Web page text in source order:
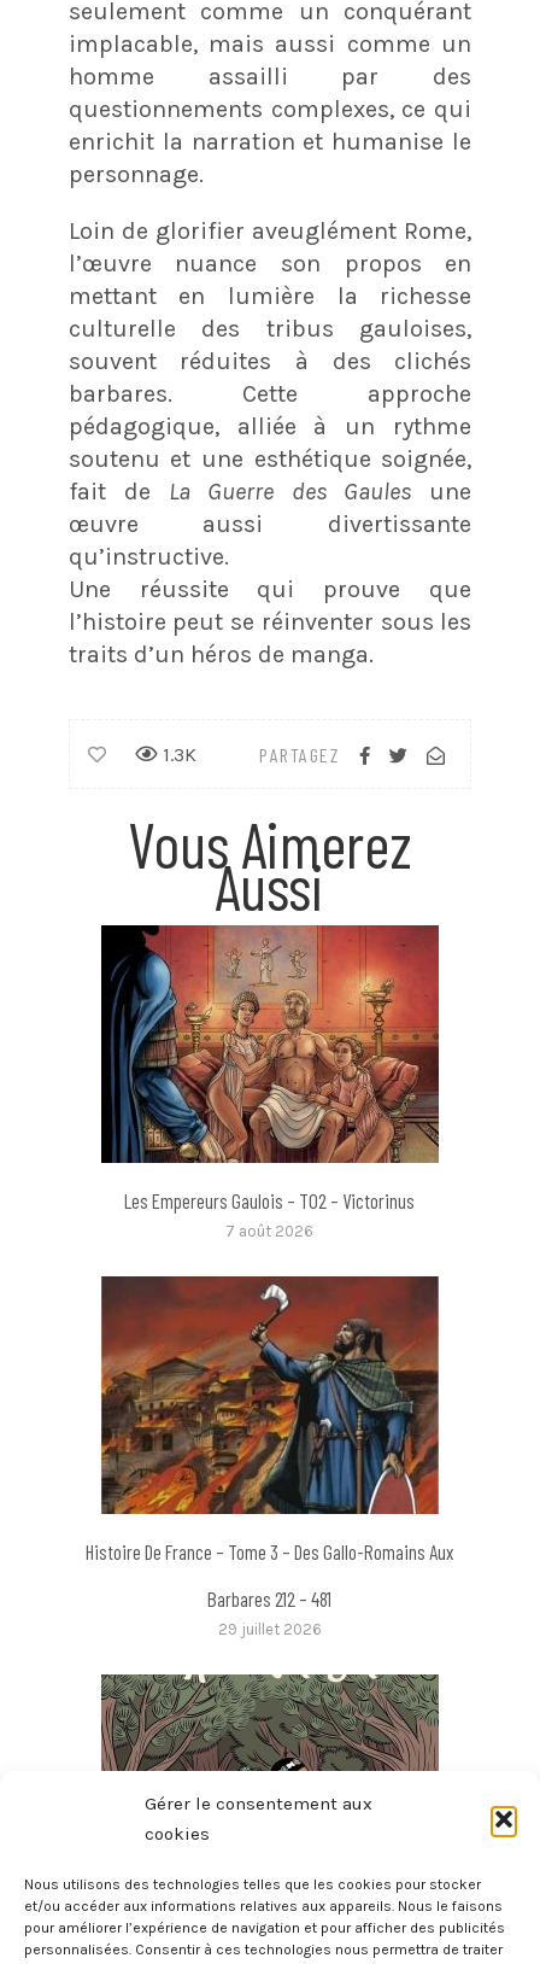
Gérer le consentement aux
cookies
Nous utilisons des technologies telles que les cookies pour stocker
et/ou accéder aux informations relatives aux appareils. Nous le faisons
pour améliorer l’expérience de navigation et pour afficher des publicités
personnalisées. Consentir à ces technologies nous permettra de traiter
seulement comme un conquérant
implacable, mais aussi comme un
homme assailli par des
questionnements complexes, ce qui
enrichit la narration et humanise le
personnage.
Loin de glorifier aveuglément Rome,
l’œuvre nuance son propos en
mettant en lumière la richesse
culturelle des tribus gauloises,
souvent réduites à des clichés
barbares. Cette approche
pédagogique, alliée à un rythme
soutenu et une esthétique soignée,
fait de La Guerre des Gaulesune
œuvre aussi divertissante
qu’instructive.
Une réussite qui prouve que
l’histoire peut se réinventer sous les
traits d’un héros de manga.
PARTAGEZ
1.3K
Vous Aimerez
Aussi
Les Empereurs Gaulois – T02 – Victorinus
7 août 2026
Histoire De France – Tome 3 – Des Gallo-Romains Aux
Barbares 212 – 481
29 juillet 2026
La Mythologie En BD – Gilgamesh